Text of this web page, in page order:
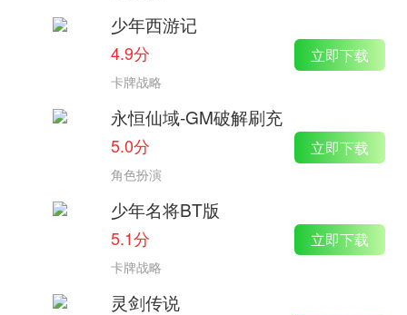
少年西游记
4.9分
卡牌战略
立即下载
永恒仙域-GM破解刷充
5.0分
角色扮演
立即下载
少年名将BT版
5.1分
卡牌战略
立即下载
灵剑传说